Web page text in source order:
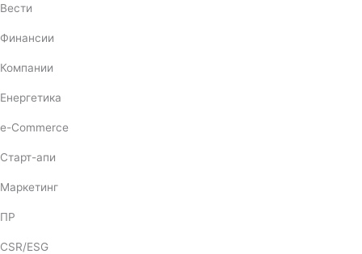
Вести
Финансии
Компании
Енергетика
e-Commerce
Старт-апи
Маркетинг
ПР
CSR/ESG